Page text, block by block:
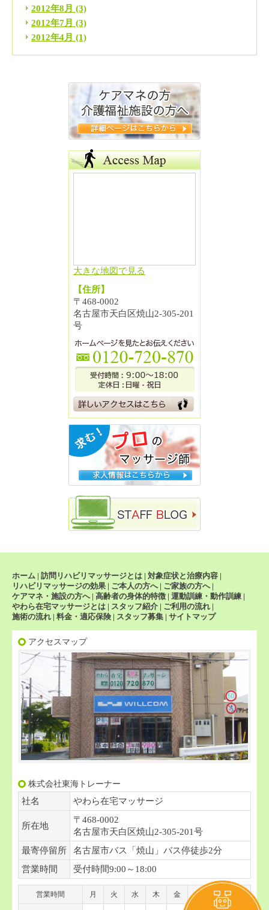
2012年8月 (3)
2012年7月 (3)
2012年4月 (1)
大きな地図で見る
【住所】
〒468-0002
名古屋市天白区焼山2-305-201
号
ホーム | 訪問リハビリマッサージとは | 対象症状と治療内容 |
リハビリマッサージの効果 | ご本人の方へ| ご家族の方へ|
ケアマネ・施設の方へ| 高齢者の身体的特徴 | 運動訓練・動作訓練 |
やわら在宅マッサージとは | スタッフ紹介 | ご利用の流れ |
施術の流れ | 料金・適応保険 | スタッフ募集 | サイトマップ
アクセスマップ
株式会社東海トレーナー
社名
やわら在宅マッサージ
所在地
〒468-0002
名古屋市天白区焼山2-305-201号
最寄停留所
名古屋市バス「焼山」バス停徒歩2分
営業時間
受付時間9:00～18:00
営業時間 月 火 水 木 金 土 日